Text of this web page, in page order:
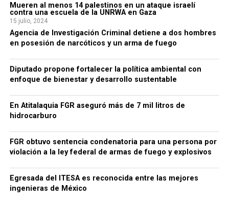
Mueren al menos 14 palestinos en un ataque israelí
contra una escuela de la UNRWA en Gaza
15 julio, 2024
Agencia de Investigación Criminal detiene a dos hombres
en posesión de narcóticos y un arma de fuego
Diputado propone fortalecer la política ambiental con
enfoque de bienestar y desarrollo sustentable
En Atitalaquia FGR aseguró más de 7 mil litros de
hidrocarburo
FGR obtuvo sentencia condenatoria para una persona por
violación a la ley federal de armas de fuego y explosivos
Egresada del ITESA es reconocida entre las mejores
ingenieras de México